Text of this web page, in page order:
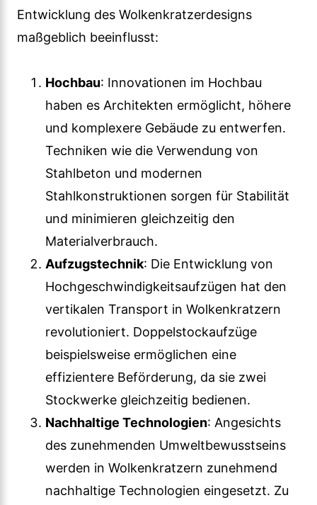
Entwicklung des Wolkenkratzerdesigns
maßgeblich beeinflusst:
Hochbau: Innovationen im Hochbau
haben es Architekten ermöglicht, höhere
und komplexere Gebäude zu entwerfen.
Techniken wie die Verwendung von
Stahlbeton und modernen
Stahlkonstruktionen sorgen für Stabilität
und minimieren gleichzeitig den
Materialverbrauch.
Aufzugstechnik: Die Entwicklung von
Hochgeschwindigkeitsaufzügen hat den
vertikalen Transport in Wolkenkratzern
revolutioniert. Doppelstockaufzüge
beispielsweise ermöglichen eine
effizientere Beförderung, da sie zwei
Stockwerke gleichzeitig bedienen.
Nachhaltige Technologien: Angesichts
des zunehmenden Umweltbewusstseins
werden in Wolkenkratzern zunehmend
nachhaltige Technologien eingesetzt. Zu